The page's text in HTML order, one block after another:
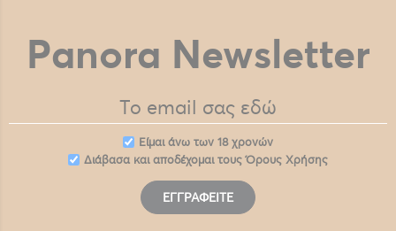
Panora Newsletter
Eίμαι άνω των 18 χρονών
Διάβασα και αποδέχομαι τουςΌρους Χρήσης
ΕΓΓΡΑΦΕΊΤΕ